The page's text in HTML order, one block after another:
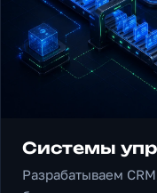
Системы
Разрабатываем